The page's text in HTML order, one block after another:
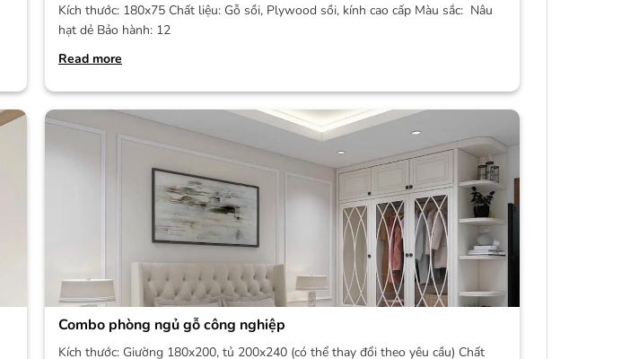
Kích thước: 180x75 Chất liệu: Gỗ sồi, Plywood sồi, kính cao cấp Màu sắc: Nâu
hạt dẻ Bảo hành: 12
Read more
Combo phòng ngủ gỗ công nghiệp
Kích thước: Giường 180x200, tủ 200x240 (có thể thay đổi theo yêu cầu) Chất